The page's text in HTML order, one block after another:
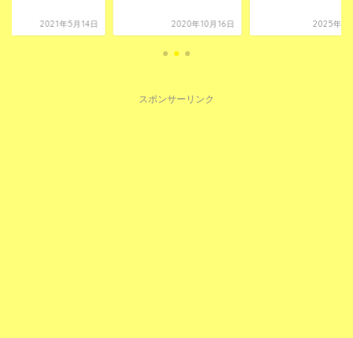
2021年5月14日 2020年10月16日 2025年1
スポンサーリンク